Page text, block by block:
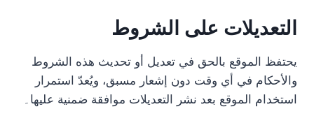
التعديلات على الشروط
يحتفظ الموقع بالحق في تعديل أو تحديث هذه الشروط
والأحكام في أي وقت دون إشعار مسبق، ويُعدّ استمرار
استخدام الموقع بعد نشر التعديلات موافقة ضمنية عليها۔